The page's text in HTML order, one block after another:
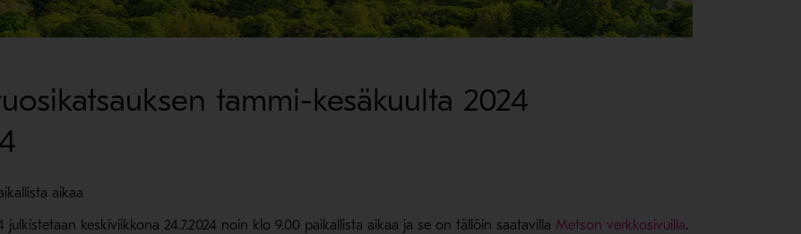
tammi-kesäkuulta 2024
aikaa
keskiviikkona 24.7.2024 noin klo 9.00 paikallista aikaa ja se on tällöin saatavillaMetson verkkosivuilla- Avaa uudessa
.